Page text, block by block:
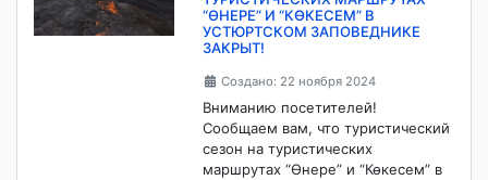
“ӨНЕРЕ” И “КӨКЕСЕМ” В
УСТЮРТСКОМ ЗАПОВЕДНИКЕ
ЗАКРЫТ!
Создано: 22 ноября 2024
Вниманию посетителей!
Сообщаем вам, что туристический
сезон на туристических
маршрутах “Өнере” и “Көкесем” в